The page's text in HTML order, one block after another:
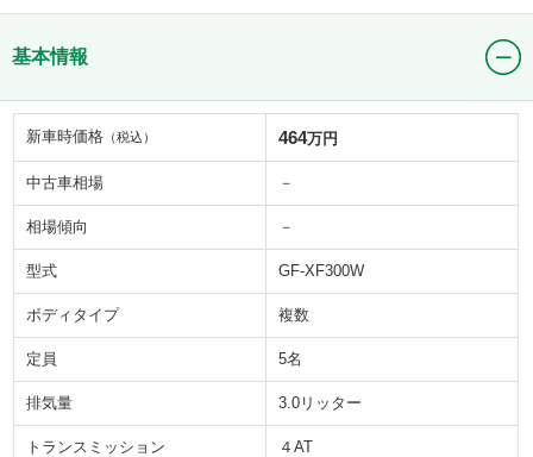
基本情報
新車時価格 （税込） 464万円
中古車相場 －
相場傾向 －
型式 GF-XF300W
ボディタイプ 複数
定員 5名
排気量 3.0リッター
トランスミッション ４AT